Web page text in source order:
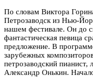
По словам Виктора
Петрозаводск из Нью-
нашем фестивале. Он до
фантастическая певица
предложение. В
зарубежных
петрозаводский
Александр Онькин.